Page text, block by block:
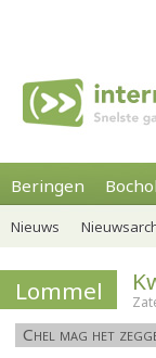
Beringen
Nieuws
Lommel
Chel mag het